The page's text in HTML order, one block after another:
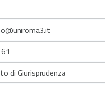
di Giurisprudenza